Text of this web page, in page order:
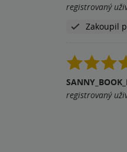
registrovaný
Zakoupil
registrovaný